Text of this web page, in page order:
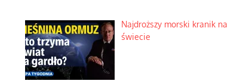
Najdroższy morski kranik na
świecie